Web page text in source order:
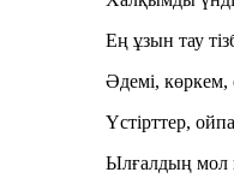
Ең ұзын тау
Әдемі,
Үстірттер,
Ылғалдың мол